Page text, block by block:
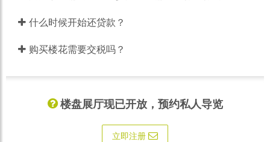
什么时候开始还贷款？
购买楼花需要交税吗？
楼盘展厅现已开放，预约私人导览
立即注册